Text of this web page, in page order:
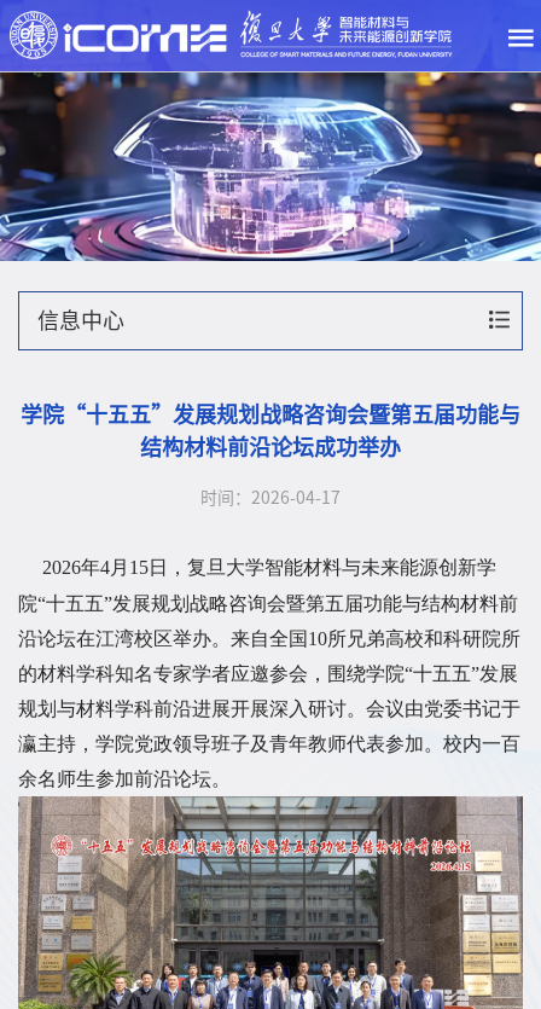
信息中心
学院“十五五”发展规划战略咨询会暨第五届功能与
结构材料前沿论坛成功举办
时间：2026-04-17
2026年4月15日，复旦大学智能材料与未来能源创新学
院“十五五”发展规划战略咨询会暨第五届功能与结构材料前
沿论坛在江湾校区举办。来自全国 10所兄弟高校和科研院所
的材料学科知名专家学者应邀参会，围绕学院“十五五”发展
规划与材料学科前沿进展开展深入研讨。会议由党委书记于
瀛主持，学院党政领导班子及青年教师代表参加。校内一百
余名师生参加前沿论坛。